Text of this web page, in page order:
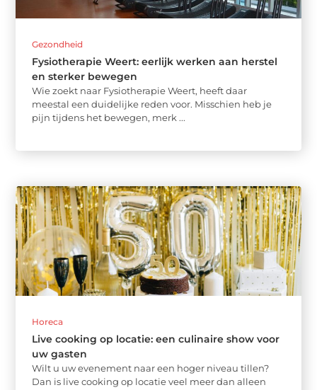
Gezondheid
Fysiotherapie Weert: eerlijk werken aan herstel
en sterker bewegen
Wie zoekt naar Fysiotherapie Weert, heeft daar
meestal een duidelijke reden voor. Misschien heb je
pijn tijdens het bewegen, merk ...
Horeca
Live cooking op locatie: een culinaire show voor
uw gasten
Wilt u uw evenement naar een hoger niveau tillen?
Dan is live cooking op locatie veel meer dan alleen